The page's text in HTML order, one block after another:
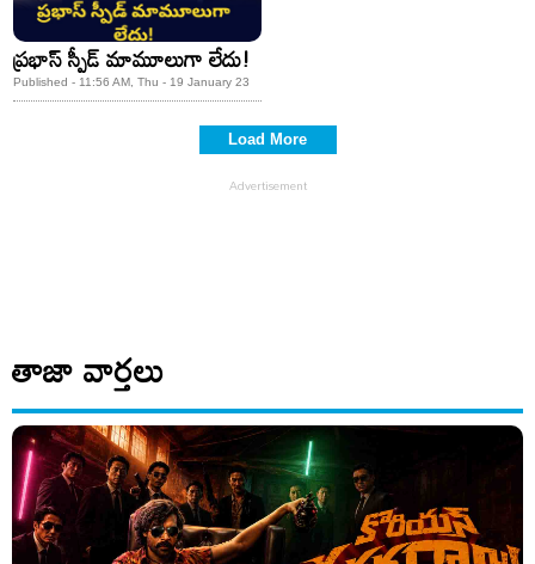
ప్రభాస్ స్పీడ్ మామూలుగా లేదు!
Published - 11:56 AM, Thu - 19 January 23
Load More
తాజా వార్తలు